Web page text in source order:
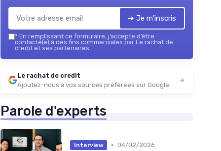
➔ Je m'inscris
* En remplissant ce formulaire, j’accepte d’être
contacté(e) à des fins commerciales par Le rachat de
credit et ses partenaires.
Le rachat de credit
Ajoutez-nous à vos sources préférées sur Google
Parole d'experts
Interview • 04/02/2026